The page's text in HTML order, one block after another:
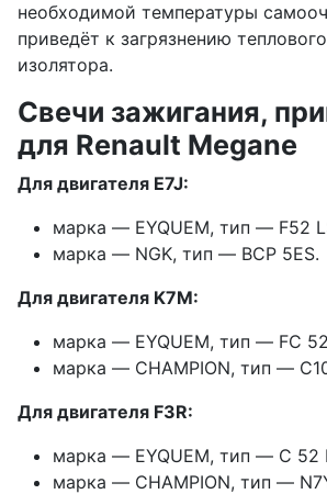
необходимой температуры
приведёт к загрязнению
изолятора.
Свечи зажигания,
для Renault Megane
Для двигателя E7J:
марка — EYQUEM, тип — F52
марка — NGK, тип — BCP 5ES.
Для двигателя K7M:
марка — EYQUEM, тип — FC
марка — CHAMPION, тип —
Для двигателя F3R:
марка — EYQUEM, тип — C 52
марка — CHAMPION, тип —